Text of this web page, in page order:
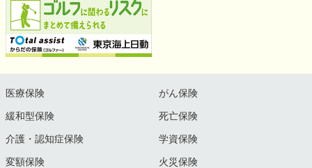
医療保険 がん保険
緩和型保険 死亡保険
介護・認知症保険 学資保険
変額保険 火災保険